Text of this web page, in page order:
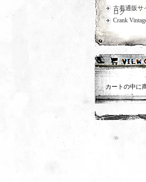
古着通販サ
ログ
Crank
カートの中に